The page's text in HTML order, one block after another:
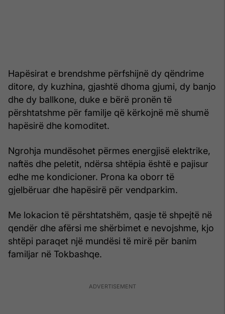
Hapësirat e brendshme përfshijnë dy qëndrime
ditore, dy kuzhina, gjashtë dhoma gjumi, dy banjo
dhe dy ballkone, duke e bërë pronën të
përshtatshme për familje që kërkojnë më shumë
hapësirë dhe komoditet.
Ngrohja mundësohet përmes energjisë elektrike,
naftës dhe peletit, ndërsa shtëpia është e pajisur
edhe me kondicioner. Prona ka oborr të
gjelbëruar dhe hapësirë për vendparkim.
Me lokacion të përshtatshëm, qasje të shpejtë në
qendër dhe afërsi me shërbimet e nevojshme, kjo
shtëpi paraqet një mundësi të mirë për banim
familjar në Tokbashqe.